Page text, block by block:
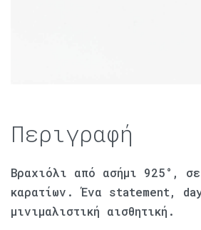
Περιγραφή
Βραχιόλι από ασήμι 925°,
καρατίων. Ένα statement,
μινιμαλιστική αισθητική.